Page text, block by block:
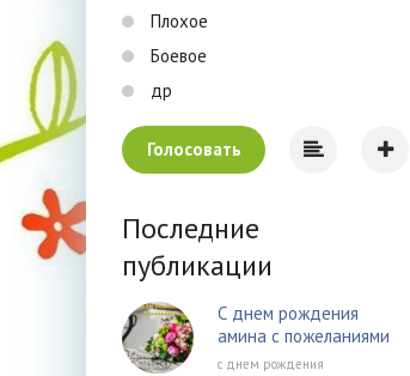
Плохое
Боевое
др
Голосовать
Последние
публикации
С днем рождения
амина с пожеланиями
с днем рождения